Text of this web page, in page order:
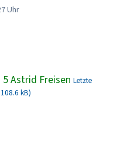
Uhr
Astrid Freisen Letzte
kB)